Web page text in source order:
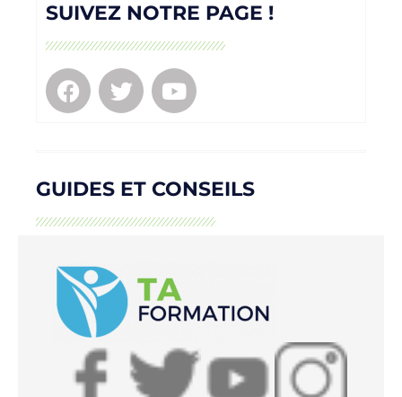
SUIVEZ NOTRE PAGE !
GUIDES ET CONSEILS